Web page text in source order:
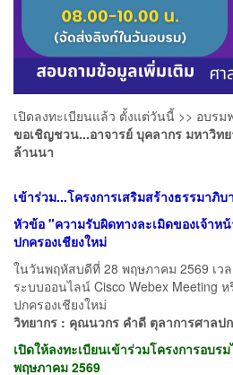
เปิดลงทะเบียนแล้ว ตั้งแต่วันนี้ >> อบรม
ขอเชิญชวน...อาจารย์ บุคลากร มหาวิท
ล้านนา
เข้าร่วม...โครงการเสริมสร้างธรรมาภิ
หัวข้อ "ความรับผิดทางละเมิดของเจ้าห
ปกครองเชียงใหม่
ในวันพฤหัสบดีที่ 28 พฤษภาคม 2569 เว
ระบบออนไลน์ Cisco Webex Meeting
ปกครองเชียงใหม่
วิทยากร : คุณนวกร คำดี ตุลาการศาลป
เปิดให้ลงทะเบียนเข้าร่วมโครงการอบ
พฤษภาคม 2569